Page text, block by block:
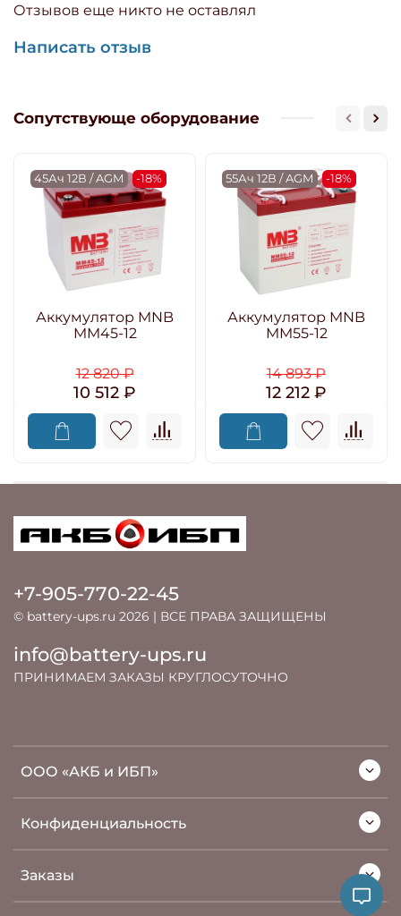
Отзывов еще никто не оставлял
Написать отзыв
Сопутствующе оборудование
45Ач 12В / AGM -18%
Аккумулятор MNB
MM45-12
12 820 ₽
10 512 ₽
55Ач 12В / AGM -18%
Аккумулятор MNB
MM55-12
14 893 ₽
12 212 ₽
ООО «АКБ и ИБП»
Конфиденциальность
Заказы
+7-905-770-22-45
© battery-ups.ru 2026 | ВСЕ ПРАВА ЗАЩИЩЕНЫ
info@battery-ups.ru
ПРИНИМАЕМ ЗАКАЗЫ КРУГЛОСУТОЧНО